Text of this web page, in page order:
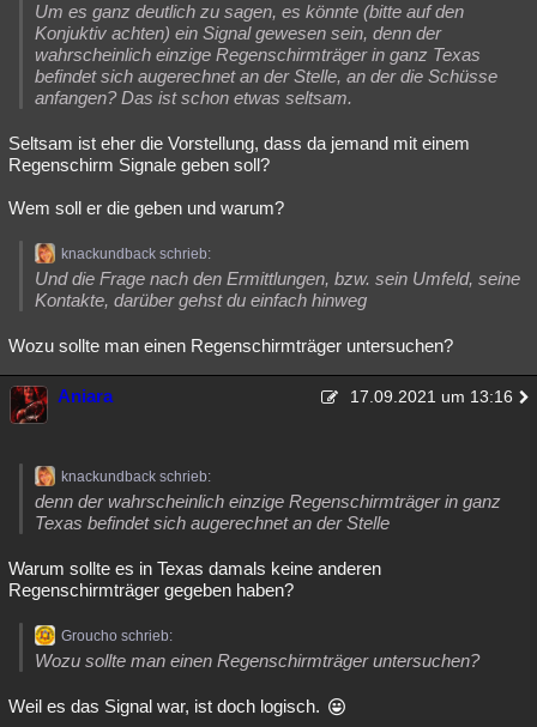
Um es ganz deutlich zu sagen, es könnte (bitte auf den
Konjuktiv achten) ein Signal gewesen sein, denn der
wahrscheinlich einzige Regenschirmträger in ganz Texas
befindet sich augerechnet an der Stelle, an der die Schüsse
anfangen? Das ist schon etwas seltsam.
Seltsam ist eher die Vorstellung, dass da jemand mit einem
Regenschirm Signale geben soll?
Wem soll er die geben und warum?
knackundback schrieb:
Und die Frage nach den Ermittlungen, bzw. sein Umfeld, seine
Kontakte, darüber gehst du einfach hinweg
Wozu sollte man einen Regenschirmträger untersuchen?
Aniara 17.09.2021 um 13:16
knackundback schrieb:
denn der wahrscheinlich einzige Regenschirmträger in ganz
Texas befindet sich augerechnet an der Stelle
Warum sollte es in Texas damals keine anderen
Regenschirmträger gegeben haben?
Groucho schrieb:
Wozu sollte man einen Regenschirmträger untersuchen?
Weil es das Signal war, ist doch logisch.